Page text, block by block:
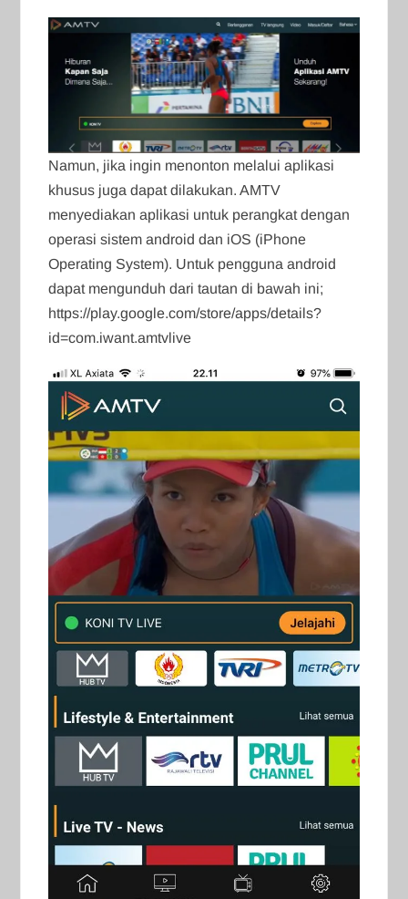
Namun, jika ingin menonton melalui aplikasi
khusus juga dapat dilakukan. AMTV
menyediakan aplikasi untuk perangkat dengan
operasi sistem android dan iOS (iPhone
Operating System). Untuk pengguna android
dapat mengunduh dari tautan di bawah ini;
https://play.google.com/store/apps/details?
id=com.iwant.amtvlive